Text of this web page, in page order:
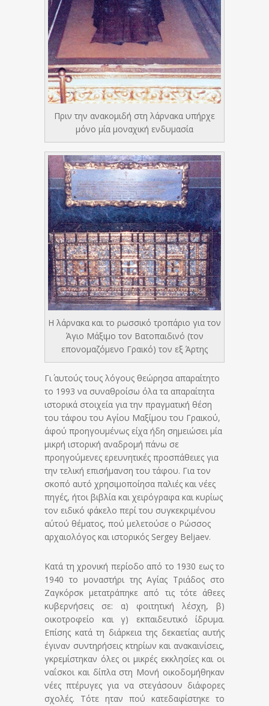
Πριν την ανακομιδή στη λάρνακα υπήρχε
μόνο μία μοναχική ενδυμασία
Η λάρνακα και το ρωσσικό τροπάριο για τον
Άγιο Μάξιμο τον Βατοπαιδινό (τον
επονομαζόμενο Γραικό) τον εξ Άρτης
Γι΄ αυτούς τους λόγους θεώρησα απαραίτητο
το 1993 να συναθροίσω όλα τα απαραίτητα
ιστορικά στοιχεία για την πραγματική θέση
του τάφου του Αγίου Μαξίμου του Γραικού,
άφού προηγουμένως είχα ήδη σημειώσει μία
μικρή ιστορική αναδρομή πάνω σε
προηγούμενες ερευνητικές προσπάθειες για
την τελική επισήμανση του τάφου. Για τον
σκοπό αυτό χρησιμοποίησα παλιές και νέες
πηγές, ήτοι βιβλία και χειρόγραφα και κυρίως
τον ειδικό φάκελο περί του συγκεκριμένου
αύτού θέματος, πού μελετούσε ο Ρώσσος
αρχαιολόγος και ιστορικός Sergey Beljaev.
Κατά τη χρονική περίοδο από το 1930 εως το
1940 το μοναστήρι της Αγίας Τριάδος στο
Ζαγκόρσκ μετατράπηκε από τις τότε άθεες
κυβερνήσεις σε: α) φοιτητική λέσχη, β)
οικοτροφείο και γ) εκπαιδευτικό ίδρυμα.
Επίσης κατά τη διάρκεια της δεκαετίας αυτής
έγιναν συντηρήσεις κτηρίων και ανακαινίσεις,
γκρεμίστηκαν όλες οι μικρές εκκλησίες και οι
ναΐσκοι και δίπλα στη Μονή οικοδομήθηκαν
νέες πτέρυγες για να στεγάσουν διάφορες
σχολές. Τότε ηταν πού κατεδαφίστηκε το